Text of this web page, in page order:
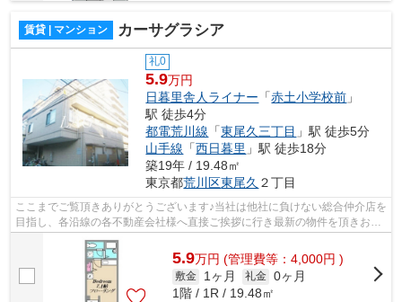
賃貸 | マンション カーサグラシア
礼0
5.9万円
日暮里舎人ライナー 「赤土小学校前 」
駅 徒歩4分
都電荒川線 「東尾久三丁目 」駅 徒歩5分
山手線 「西日暮里 」駅 徒歩18分
築19年 / 19.48㎡
東京都荒川区東尾久 ２丁目
ここまでご覧頂きありがとうございます♪当社は他社に負けない総合仲介店を
目指し、各沿線の各不動産会社様へ直接ご挨拶に行き最新の物件を頂きお客
様へ提供しております！最新の情報は...
5.9万円 (管理費等：4,000円 )
敷金 1ヶ月 礼金 0ヶ月
1階 / 1R / 19.48㎡